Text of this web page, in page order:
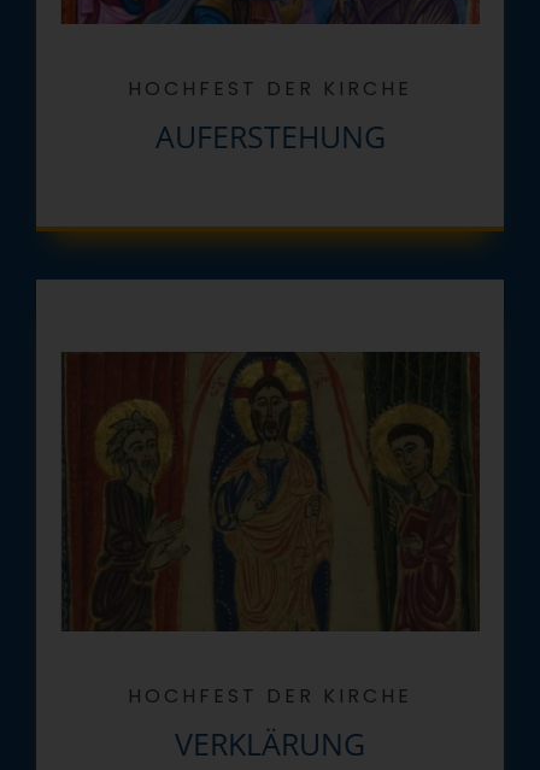
HOCHFEST DER KIRCHE
AUFERSTEHUNG
HOCHFEST DER KIRCHE
VERKLÄRUNG